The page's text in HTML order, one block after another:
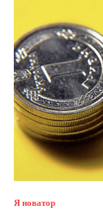
Я новатор